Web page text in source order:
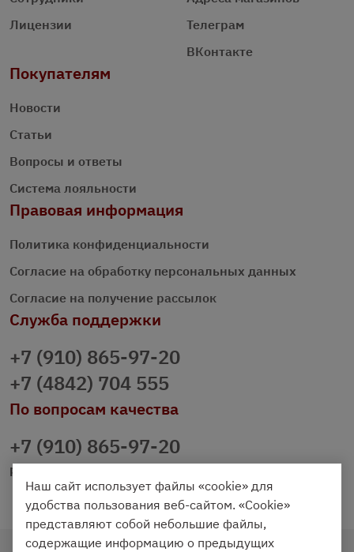
Лицензии
Телеграм
ВКонтакте
Покупателям
Новости
Статьи
Вопросы и ответы
Система лояльности
Правовая информация
Политика конфиденциальности
Согласие на обработку персональных данных
Согласие на получение рассылок
Служба поддержки
+7 (910) 865-97-20
+7 (4842) 704 555
По вопросам качества
+7 (910) 865-97-20
prazdnichniy40@palmi.ru
Наш сайт использует файлы «cookie» для
удобства пользования веб-сайтом. «Cookie»
представляют собой небольшие файлы,
содержащие информацию о предыдущих